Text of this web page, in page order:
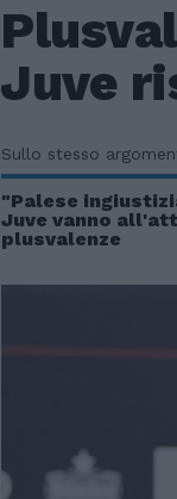
Juve
Sullo stesso
"Palese
Juve vanno
plusvalenze